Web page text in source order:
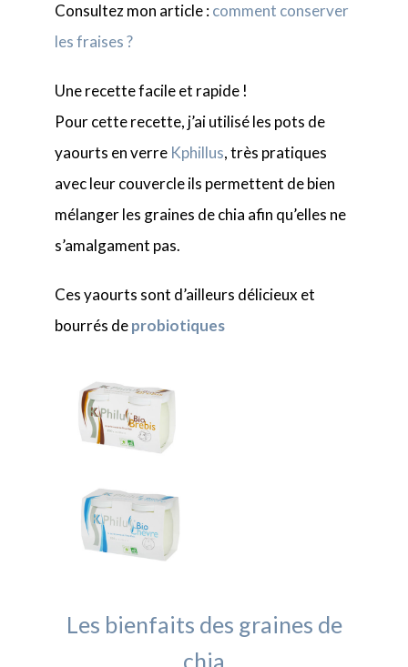
Consultez mon article :comment conserver
les fraises ?
Une recette facile et rapide !
Pour cette recette, j’ai utilisé les pots de
yaourts en verre Kphillus, très pratiques
avec leur couvercle ils permettent de bien
mélanger les graines de chia afin qu’elles ne
s’amalgament pas.
Ces yaourts sont d’ailleurs délicieux et
bourrés deprobiotiques
Les bienfaits des graines de
chia